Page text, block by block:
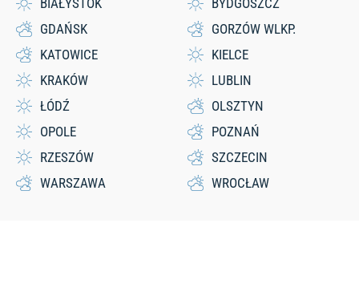
BIAŁYSTOK
BYDGOSZCZ
GDAŃSK
GORZÓW
KATOWICE
KIELCE
KRAKÓW
LUBLIN
ŁÓDŹ
OLSZTYN
OPOLE
POZNAŃ
RZESZÓW
SZCZECIN
WARSZAWA
WROCŁAW